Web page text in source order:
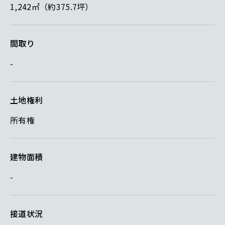
1,242㎡（約375.7坪）
間取り
-
土地権利
所有権
建物面積
-
接道状況